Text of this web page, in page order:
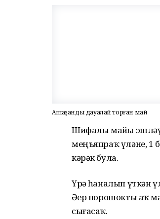
Ашҡаҙанды дауалай торған май
Шифалы майҙы
меңъяпраҡ үләне, 1
кәрәк була.
Үрҙә һаналып үткән
Әҙер порошокты аҡ
сығасаҡ.